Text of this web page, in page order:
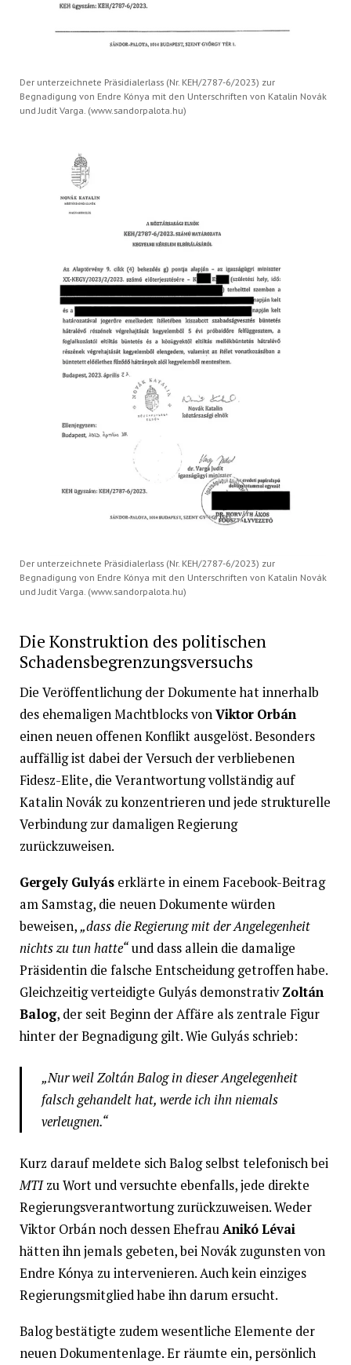
Der unterzeichnete Präsidialerlass (Nr. KEH/2787-6/2023) zur
Begnadigung von Endre Kónya mit den Unterschriften von Katalin Novák
und Judit Varga. (www.sandorpalota.hu)
Der unterzeichnete Präsidialerlass (Nr. KEH/2787-6/2023) zur
Begnadigung von Endre Kónya mit den Unterschriften von Katalin Novák
und Judit Varga. (www.sandorpalota.hu)
Die Konstruktion des politischen
Schadensbegrenzungsversuchs
Die Veröffentlichung der Dokumente hat innerhalb
des ehemaligen Machtblocks vonViktor Orbán
einen neuen offenen Konflikt ausgelöst. Besonders
auffällig ist dabei der Versuch der verbliebenen
Fidesz-Elite, die Verantwortung vollständig auf
Katalin Novák zu konzentrieren und jede strukturelle
Verbindung zur damaligen Regierung
zurückzuweisen.
Gergely Gulyás erklärte in einem Facebook-Beitrag
am Samstag, die neuen Dokumente würden
beweisen,„dass die Regierung mit der Angelegenheit
nichts zu tun hatte“und dass allein die damalige
Präsidentin die falsche Entscheidung getroffen habe.
Gleichzeitig verteidigte Gulyás demonstrativZoltán
Balog, der seit Beginn der Affäre als zentrale Figur
hinter der Begnadigung gilt. Wie Gulyás schrieb:
„Nur weil Zoltán Balog in dieser Angelegenheit
falsch gehandelt hat, werde ich ihn niemals
verleugnen.“
Kurz darauf meldete sich Balog selbst telefonisch bei
MTIzu Wort und versuchte ebenfalls, jede direkte
Regierungsverantwortung zurückzuweisen. Weder
Viktor Orbán noch dessen EhefrauAnikó Lévai
hätten ihn jemals gebeten, bei Novák zugunsten von
Endre Kónya zu intervenieren. Auch kein einziges
Regierungsmitglied habe ihn darum ersucht.
Balog bestätigte zudem wesentliche Elemente der
neuen Dokumentenlage. Er räumte ein, persönlich